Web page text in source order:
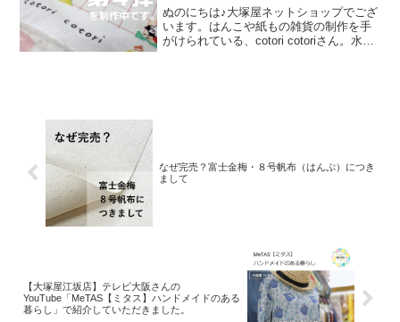
ぬのにちは♪大塚屋ネットショップでござ
います。はんこや紙もの雑貨の制作を手
がけられている、cotori cotoriさん。水彩
なぜ完売？富士金梅・８号帆布（はんぷ）につき
まして
【大塚屋江坂店】テレビ大阪さんの
YouTube「MeTAS【ミタス】ハンドメイドのある
暮らし」で紹介していただきました。